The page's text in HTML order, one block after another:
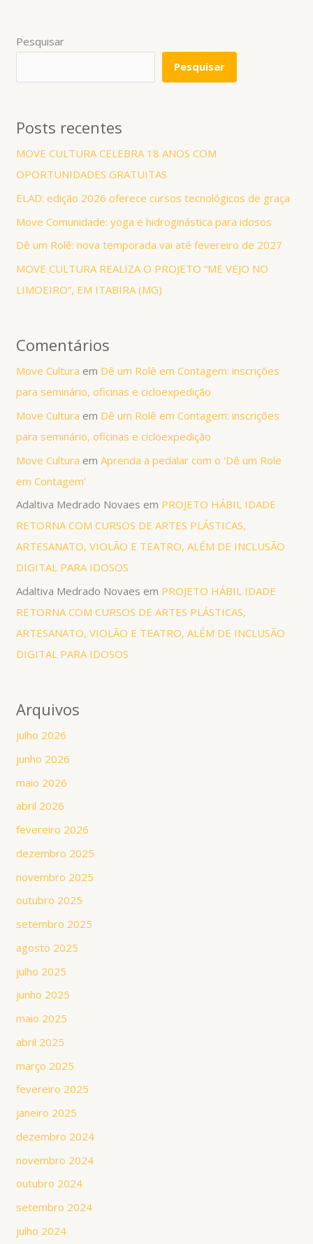
Pesquisar
Pesquisar
Posts recentes
MOVE CULTURA CELEBRA 18 ANOS COM
OPORTUNIDADES GRATUITAS
ELAD: edição 2026 oferece cursos tecnológicos de graça
Move Comunidade: yoga e hidroginástica para idosos
Dê um Rolê: nova temporada vai até fevereiro de 2027
MOVE CULTURA REALIZA O PROJETO “ME VEJO NO
LIMOEIRO”, EM ITABIRA (MG)
Comentários
Move Cultura em Dê um Rolê em Contagem: inscrições
para seminário, oficinas e cicloexpedição
Move Cultura em Dê um Rolê em Contagem: inscrições
para seminário, oficinas e cicloexpedição
Move Cultura emAprenda a pedalar com o ‘Dê um Role
em Contagem’
Adaltiva Medrado Novaes em PROJETO HÁBIL IDADE
RETORNA COM CURSOS DE ARTES PLÁSTICAS,
ARTESANATO, VIOLÃO E TEATRO, ALÉM DE INCLUSÃO
DIGITAL PARA IDOSOS
Adaltiva Medrado Novaes em PROJETO HÁBIL IDADE
RETORNA COM CURSOS DE ARTES PLÁSTICAS,
ARTESANATO, VIOLÃO E TEATRO, ALÉM DE INCLUSÃO
DIGITAL PARA IDOSOS
Arquivos
julho 2026
junho 2026
maio 2026
abril 2026
fevereiro 2026
dezembro 2025
novembro 2025
outubro 2025
setembro 2025
agosto 2025
julho 2025
junho 2025
maio 2025
abril 2025
março 2025
fevereiro 2025
janeiro 2025
dezembro 2024
novembro 2024
outubro 2024
setembro 2024
julho 2024